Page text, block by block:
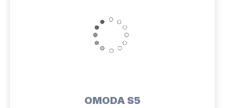
OMODA S5